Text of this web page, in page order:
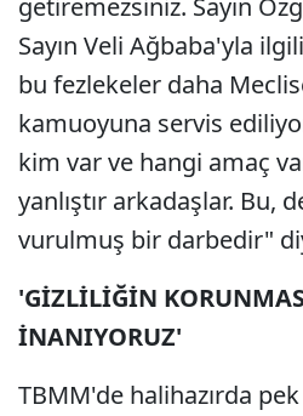
getiremezsiniz. Sayın
Sayın Veli Ağbaba'yla
bu fezlekeler daha
kamuoyuna servis
kim var ve hangi amaç
yanlıştır arkadaşlar. Bu,
vurulmuş bir darbedir"
'GİZLİLİĞİN
İNANIYORUZ'
TBMM'de halihazırda